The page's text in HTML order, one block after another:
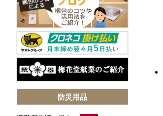
防災用品